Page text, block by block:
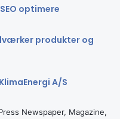
optimere
produkter og
A/S
Newspaper, Magazine,